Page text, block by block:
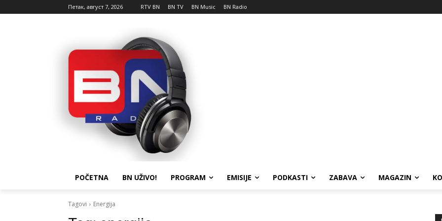
Петак, август 7, 2026 RTV BN BN TV BN Music BN Radio
POČETNA BN UŽIVO! PROGRAM EMISIJE PODKASTI ZABAVA MAGAZIN
Tagovi Energija